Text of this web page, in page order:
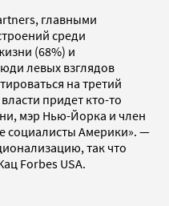
главными
среди
(68%) и
левых взглядов
на третий
придет кто-то
мэр Нью-Йорка и член
социалисты Америки». —
так что
Forbes USA.